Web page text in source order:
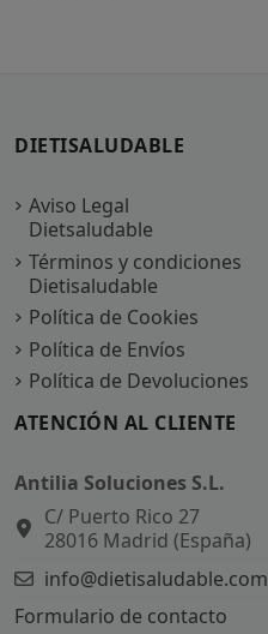
DIETISALUDABLE
Aviso Legal
Dietsaludable
Términos y condiciones
Dietisaludable
Política de Cookies
Política de Envíos
Política de Devoluciones
ATENCIÓN AL CLIENTE
Antilia Soluciones S.L.
C/ Puerto Rico 27
28016 Madrid (España)
info@dietisaludable.com
Formulario de contacto